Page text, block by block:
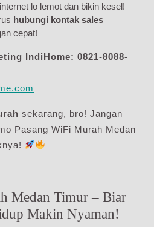
lo lemot dan bikin kesel!
hubungi kontak sales
cepat!
IndiHome: 0821-8088-
sekarang, bro! Jangan
Pasang WiFi Murah Medan
Medan Timur – Biar
Makin Nyaman!